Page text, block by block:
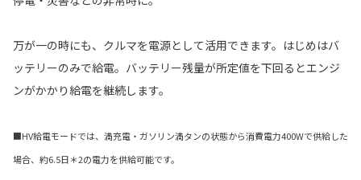
万が一の時にも、クルマを電源として活用できます。はじめはバ
ッテリーのみで給電。バッテリー残量が所定値を下回るとエンジ
ンがかかり給電を継続します。
■HV給電モードでは、満充電・ガソリン満タンの状態から消費電力400Wで供給した
場合、約6.5日＊2の電力を供給可能です。